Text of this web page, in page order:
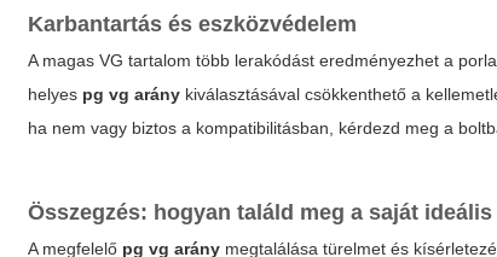
Karbantartás és eszközvédelem
A magas VG tartalom több lerakódást eredményezhet a
helyes pg vg arány kiválasztásával csökkenthető a
ha nem vagy biztos a kompatibilitásban, kérdezd meg a
Összegzés: hogyan találd meg a saját
A megfelelő pg vg arány megtalálása türelmet és